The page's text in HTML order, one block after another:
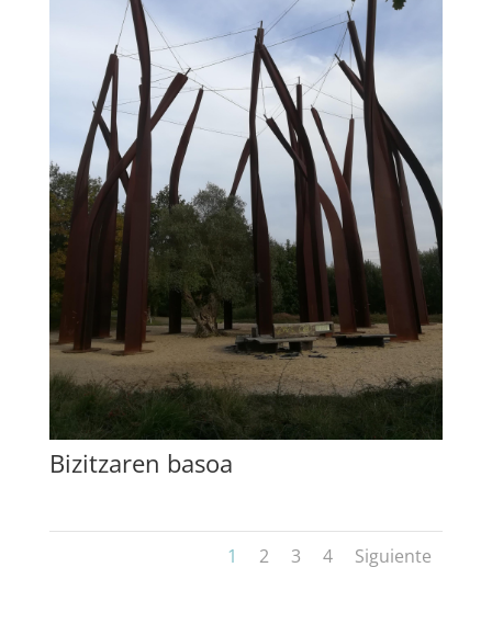
Bizitzaren basoa
1 2 3 4 Siguiente